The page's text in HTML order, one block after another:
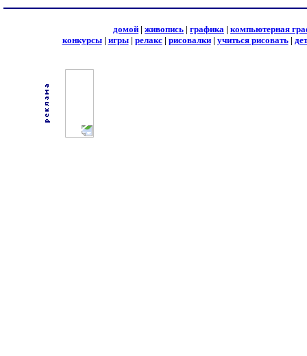
домой | живопись | графика | компьютерная
конкурсы| игры| релакс| рисовалки| учиться рисовать|